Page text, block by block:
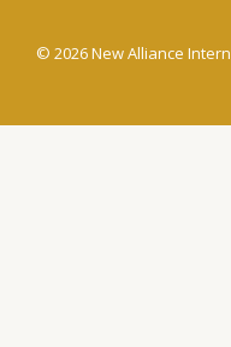
© 2026 New Alliance